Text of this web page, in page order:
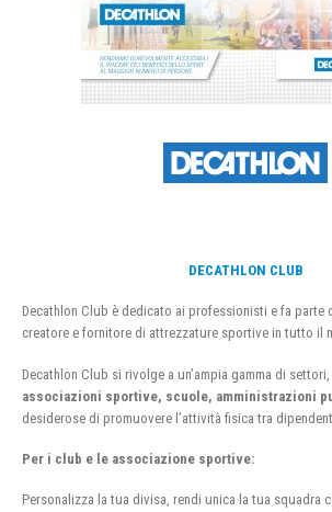
DECATHLON CLUB
Decathlon Club è dedicato ai professionisti e fa parte
creatore e fornitore di attrezzature sportive in tutto il
Decathlon Club si rivolge a un’ampia gamma di
associazioni sportive, scuole, amministrazioni
desiderose di promuovere l’attività fisica tra
Per i club e le associazione sportive:
Personalizza la tua divisa, rendi unica la tua squadra